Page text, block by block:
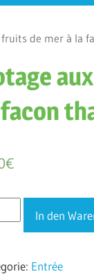
de mer à la
€
In den
Entrée